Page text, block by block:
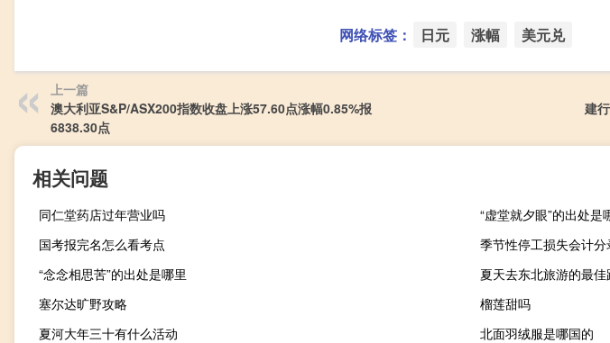
网络标签： 日元 涨幅 美元兑
上一篇
澳大利亚S&P/ASX200指数收盘上涨57.60点涨幅0.85%报
6838.30点
建
相关问题
同仁堂药店过年营业吗
“虚堂就夕眼”的出处是
国考报完名怎么看考点
季节性停工损失会计分
“念念相思苦”的出处是哪里
夏天去东北旅游的最佳
塞尔达旷野攻略
榴莲甜吗
夏河大年三十有什么活动
北面羽绒服是哪国的